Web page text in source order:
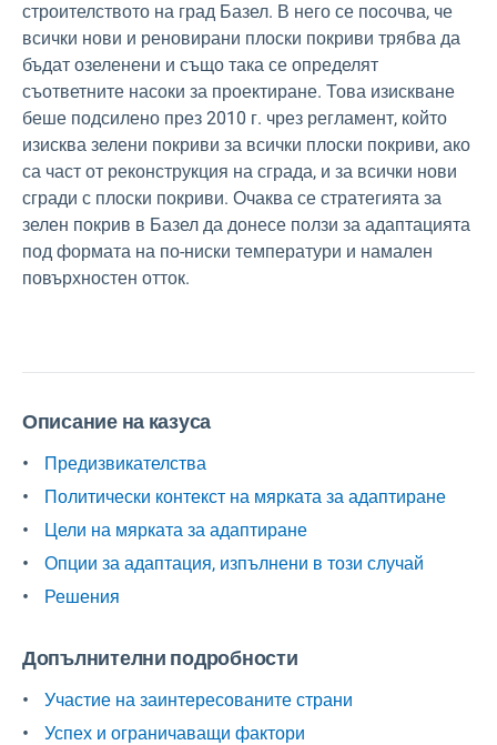
строителството на град Базел. В него се посочва, че
всички нови и реновирани плоски покриви трябва да
бъдат озеленени и също така се определят
съответните насоки за проектиране. Това изискване
беше подсилено през 2010 г. чрез регламент, който
изисква зелени покриви за всички плоски покриви, ако
са част от реконструкция на сграда, и за всички нови
сгради с плоски покриви. Очаква се стратегията за
зелен покрив в Базел да донесе ползи за адаптацията
под формата на по-ниски температури и намален
повърхностен отток.
Описание на казуса
Предизвикателства
Политически контекст на мярката за адаптиране
Цели на мярката за адаптиране
Опции за адаптация, изпълнени в този случай
Решения
Допълнителни подробности
Участие на заинтересованите страни
Успех и ограничаващи фактори